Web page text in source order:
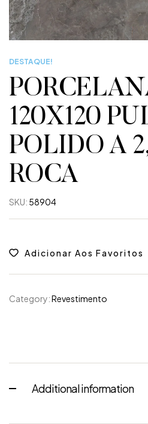
DESTAQUE!
120X120
POLIDO A
ROCA
SKU: 58904
Adicionar Aos Favoritos
Category:Revestimento
Additional information